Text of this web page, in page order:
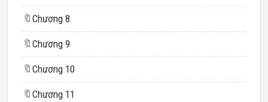
🔖 Chương 8
🔖 Chương 9
🔖 Chương 10
🔖 Chương 11